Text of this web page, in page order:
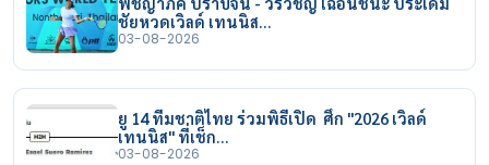
ชัยหวดเวิลด์ เทนนิส…
03-08-2026
ยู 14 ทีมชาติไทย ร่วมพิธีเปิด ศึก "2026 เวิลด์
เทนนิส" ที่เช็ก…
03-08-2026